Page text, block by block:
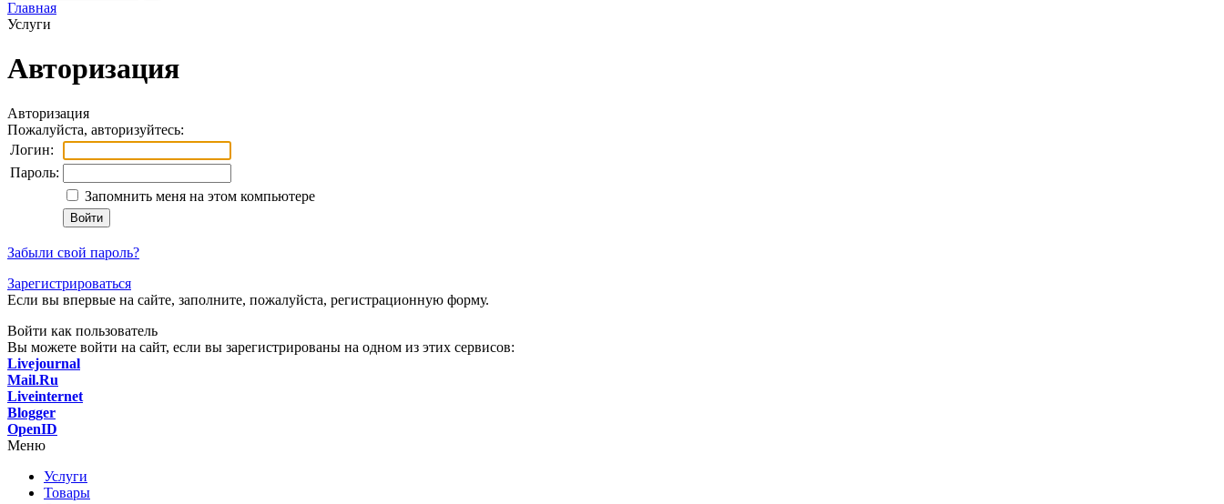
Главная
Услуги
Авторизация
Авторизация
Пожалуйста, авторизуйтесь:
Логин:
Пароль:
Запомнить меня на этом компьютере
Забыли свой пароль?
Зарегистрироваться
Если вы впервые на сайте, заполните, пожалуйста, регистрационную форму.
Войти как пользователь
Вы можете войти на сайт, если вы зарегистрированы на одном из этих сервисов:
Livejournal
Mail.Ru
Liveinternet
Blogger
OpenID
Меню
Услуги
Товары